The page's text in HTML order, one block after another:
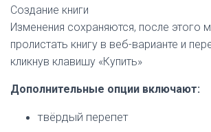
Создание книги
Изменения сохраняются, после этого
пролистать книгу в веб-варианте и
кликнув клавишу «Купить»
Дополнительные опции включают:
твёрдый перепет